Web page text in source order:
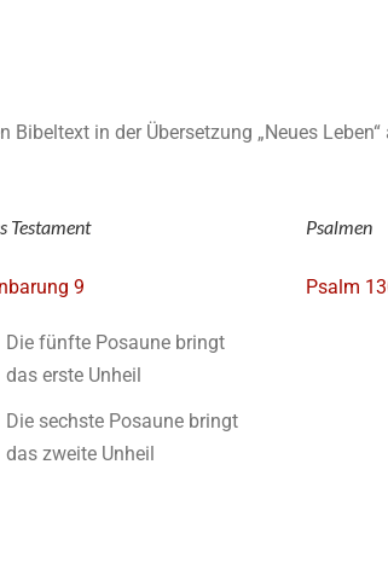
in der Übersetzung „Neues Leben“
Testament
9
Die fünfte Posaune bringt
das erste Unheil
Die sechste Posaune bringt
das zweite Unheil
Psalmen
Psalm